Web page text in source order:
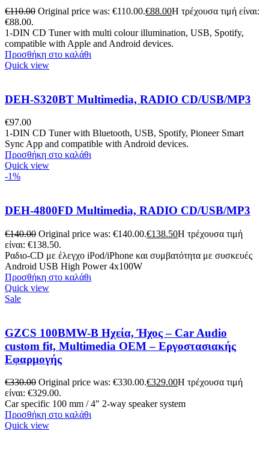
€110.00 Original price was: €110.00.€88.00Η τρέχουσα τιμή είναι:
€88.00.
1-DIN CD Tuner with multi colour illumination, USB, Spotify,
compatible with Apple and Android devices.
Προσθήκη στο καλάθι
Quick view
DEH-S320BT Multimedia, RADIO CD/USB/MP3
€97.00
1-DIN CD Tuner with Bluetooth, USB, Spotify, Pioneer Smart
Sync App and compatible with Android devices.
Προσθήκη στο καλάθι
Quick view
-1%
DEH-4800FD Multimedia, RADIO CD/USB/MP3
€140.00 Original price was: €140.00.€138.50Η τρέχουσα τιμή
είναι: €138.50.
Ραδιο-CD με έλεγχο iPod/iPhone και συμβατότητα με συσκευές
Android USB High Power 4x100W
Προσθήκη στο καλάθι
Quick view
Sale
GZCS 100BMW-B Ηχεία, Ήχος – Car Audio
custom fit, Multimedia OEM – Εργοστασιακής
Εφαρμογής
€330.00 Original price was: €330.00.€329.00Η τρέχουσα τιμή
είναι: €329.00.
Car specific 100 mm / 4″ 2-way speaker system
Προσθήκη στο καλάθι
Quick view